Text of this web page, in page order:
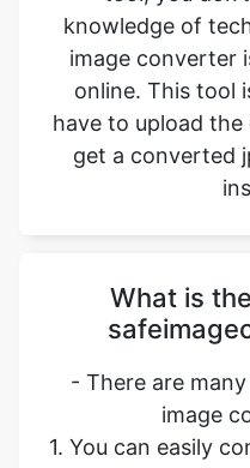
have to upload
get a converted
What is
image
1. You can easily
2. It saves our
important